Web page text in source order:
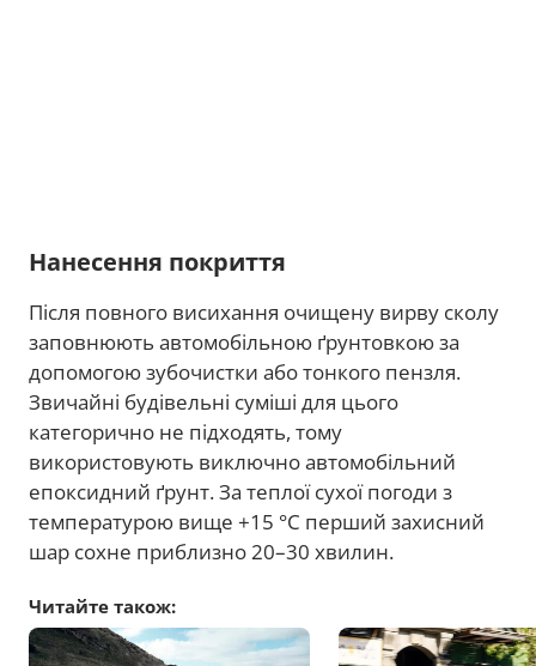
Нанесення покриття
Після повного висихання очищену вирву сколу
заповнюють автомобільною ґрунтовкою за
допомогою зубочистки або тонкого пензля.
Звичайні будівельні суміші для цього
категорично не підходять, тому
використовують виключно автомобільний
епоксидний ґрунт. За теплої сухої погоди з
температурою вище +15 °C перший захисний
шар сохне приблизно 20–30 хвилин.
Читайте також: